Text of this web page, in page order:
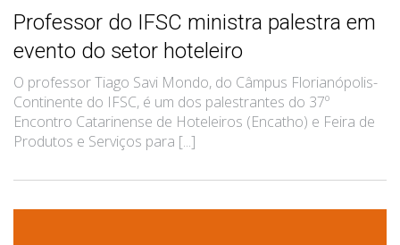
Professor do IFSC ministra palestra em
evento do setor hoteleiro
O professor Tiago Savi Mondo, do Câmpus Florianópolis-
Continente do IFSC, é um dos palestrantes do 37º
Encontro Catarinense de Hoteleiros (Encatho) e Feira de
Produtos e Serviços para [...]